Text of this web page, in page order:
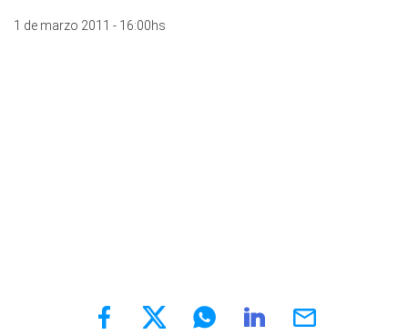
1 de marzo 2011 - 16:00hs